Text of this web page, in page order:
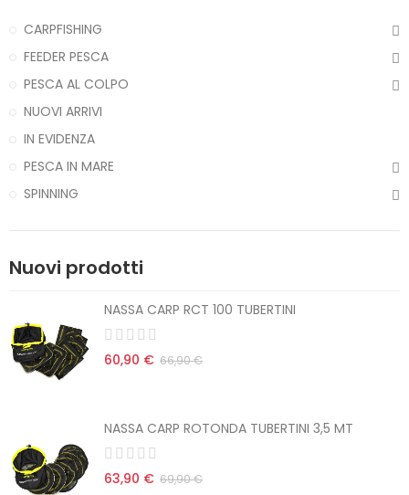
CARPFISHING
FEEDER PESCA
PESCA AL COLPO
NUOVI ARRIVI
IN EVIDENZA
PESCA IN MARE
SPINNING
Nuovi prodotti
NASSA CARP RCT 100 TUBERTINI
60,90 € 66,90 €
NASSA CARP ROTONDA TUBERTINI 3,5 MT
63,90 € 69,90 €